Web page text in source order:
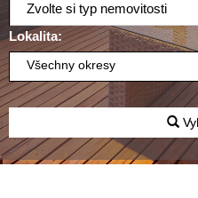
Zvolte si typ nemovitosti
Lokalita:
Všechny okresy